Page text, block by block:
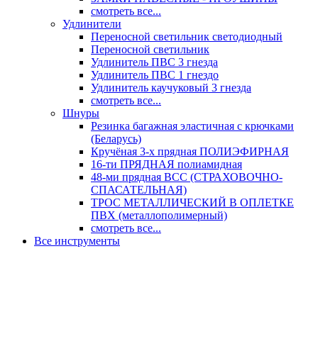
смотреть все...
Удлинители
Переносной светильник светодиодный
Переносной светильник
Удлинитель ПВС 3 гнезда
Удлинитель ПВС 1 гнездо
Удлинитель каучуковый 3 гнезда
смотреть все...
Шнуры
Резинка багажная эластичная с крючками
(Беларусь)
Кручёная 3-х прядная ПОЛИЭФИРНАЯ
16-ти ПРЯДНАЯ полиамидная
48-ми прядная ВСС (СТРАХОВОЧНО-
СПАСАТЕЛЬНАЯ)
ТРОС МЕТАЛЛИЧЕСКИЙ В ОПЛЕТКЕ
ПВХ (металлополимерный)
смотреть все...
Все инструменты